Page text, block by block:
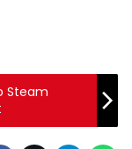
Steam